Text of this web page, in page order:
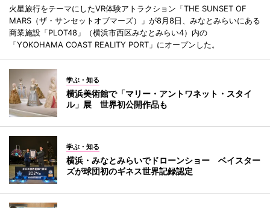
火星旅行をテーマにしたVR体験アトラクション「THE SUNSET OF
MARS（ザ・サンセットオブマーズ）」が8月8日、みなとみらいにある
商業施設「PLOT48」（横浜市西区みなとみらい4）内の
「YOKOHAMA COAST REALITY PORT」にオープンした。
学ぶ・知る
横浜美術館で「マリー・アントワネット・スタイ
ル」展 世界初公開作品も
学ぶ・知る
横浜・みなとみらいでドローンショー ベイスター
ズが球団初のギネス世界記録認定